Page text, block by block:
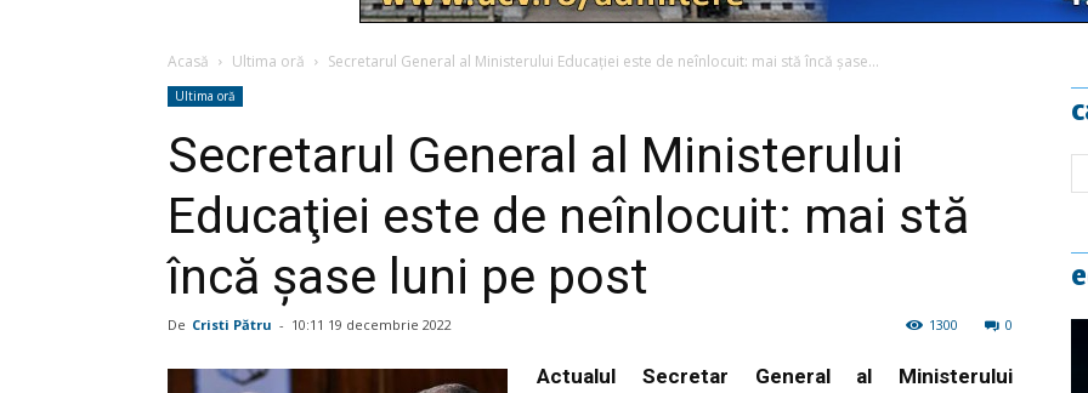
Acasă Ultima oră Secretarul General al Ministerului Educaţiei este de neînlocuit: mai stă încă şase...
Ultima oră
Secretarul General al Ministerului
Educaţiei este de neînlocuit: mai stă
încă şase luni pe post
De Cristi Pătru - 10:11 19 decembrie 2022 0
1300
Actualul Secretar General al Ministerului